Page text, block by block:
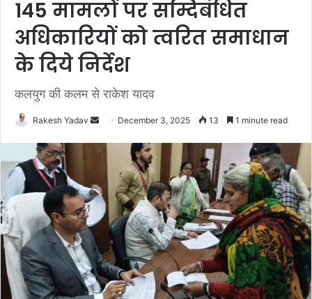
145 मामलों पर सम्दिबंधित
अधिकारियों को त्वरित समाधान
के दिये निर्देश
कलयुग की कलम से राकेश यादव
Rakesh Yadav
a
n
e
a
l
December 3, 2025 13 1 minute read